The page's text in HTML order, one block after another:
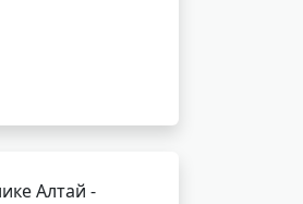
Алтай -